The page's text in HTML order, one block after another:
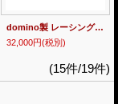
domino製 レーシングハイスロットキット NSR250R適合
32,000円(税別)
(15件/19件)